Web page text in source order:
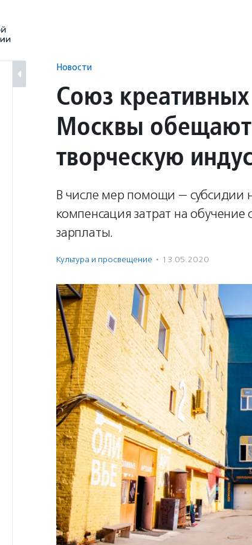
Новости
Союз креативных
Москвы
творческую
В числе мер помощи — субсидии
компенсация затрат на
зарплаты.
Культура и просвещение · 13.05.2020